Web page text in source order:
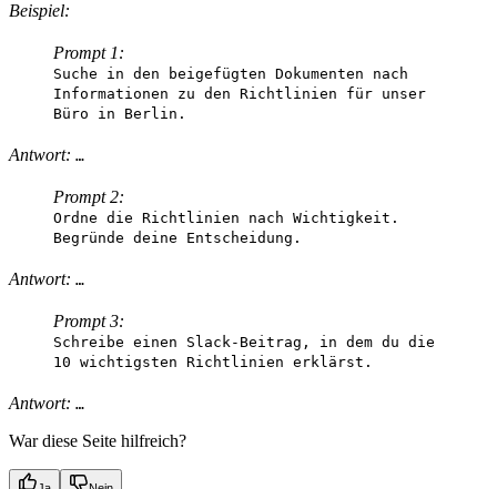
Beispiel:
Prompt 1:
Suche in den beigefügten Dokumenten nach
Informationen zu den Richtlinien für unser
Büro in Berlin.
Antwort: …
Prompt 2:
Ordne die Richtlinien nach Wichtigkeit.
Begründe deine Entscheidung.
Antwort: …
Prompt 3:
Schreibe einen Slack-Beitrag, in dem du die
10 wichtigsten Richtlinien erklärst.
Antwort: …
War diese Seite hilfreich?